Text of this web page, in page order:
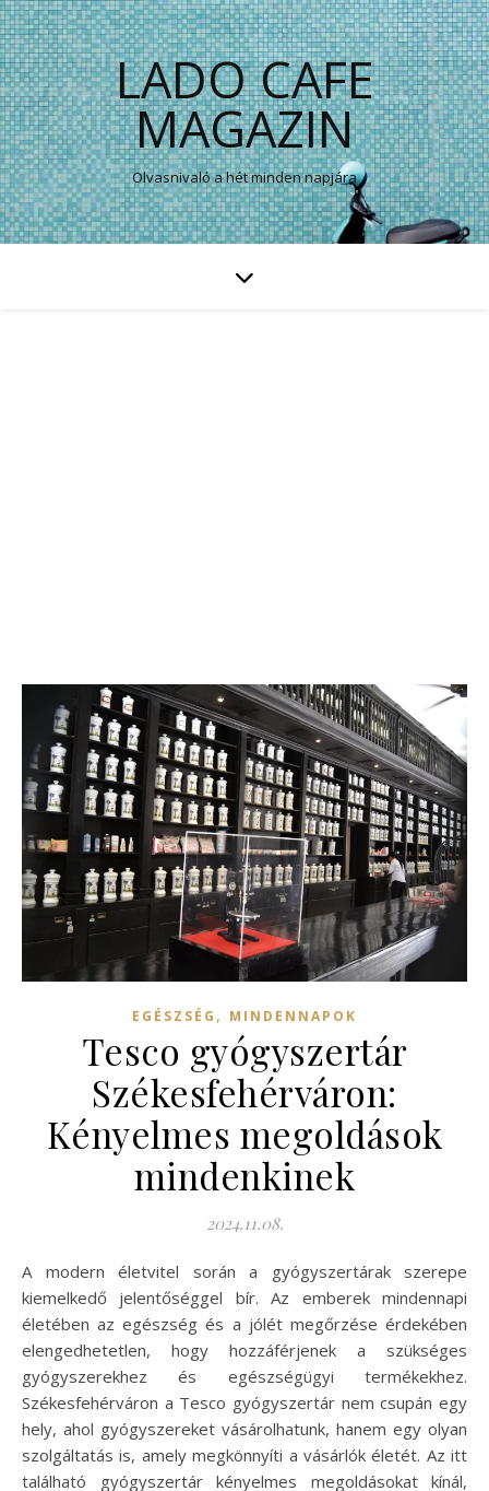
LADO CAFE
MAGAZIN
Olvasnivaló a hét minden napjára
EGÉSZSÉG , MINDENNAPOK
Tesco gyógyszertár
Székesfehérváron:
Kényelmes megoldások
mindenkinek
2024.11.08.
A modern életvitel során a gyógyszertárak szerepe
kiemelkedő jelentőséggel bír. Az emberek mindennapi
életében az egészség és a jólét megőrzése érdekében
elengedhetetlen, hogy hozzáférjenek a szükséges
gyógyszerekhez és egészségügyi termékekhez.
Székesfehérváron a Tesco gyógyszertár nem csupán egy
hely, ahol gyógyszereket vásárolhatunk, hanem egy olyan
szolgáltatás is, amely megkönnyíti a vásárlók életét. Az itt
található gyógyszertár kényelmes megoldásokat kínál,